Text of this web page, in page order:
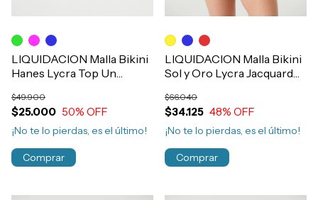
LIQUIDACION Malla Bikini
Hanes Lycra Top Un
Art.4328
$25.000
$49.900
50% OFF
¡No te lo pierdas, es el último!
Comprar
LIQUIDACION Malla Bikini
Sol y Oro Lycra Jacquard
Art.4279
$34.125
$66.040
48% OFF
¡No te lo pierdas, es el último!
Comprar